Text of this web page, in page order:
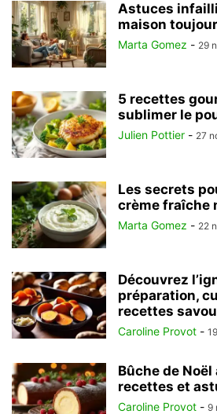
Astuces
maison
Marta Gomez - 29
5 recettes
sublimer le
Julien Pottier - 27
Les secrets
crème fraîche
Marta Gomez - 22
Découvrez
préparation,
recettes
Caroline Provot -
Bûche de
recettes et
Caroline Provot - 9